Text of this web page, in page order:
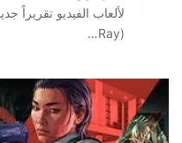
لألعاب الفيديو تقريراً
(Ray…